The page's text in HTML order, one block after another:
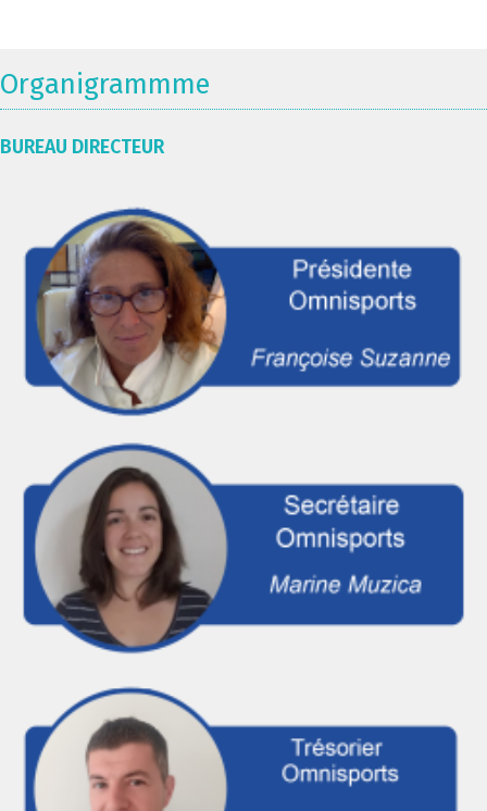
Organigrammme
BUREAU DIRECTEUR